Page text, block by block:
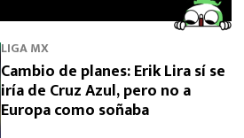
LIGA MX
Cambio de planes: Erik Lira sí se
iría de Cruz Azul, pero no a
Europa como soñaba